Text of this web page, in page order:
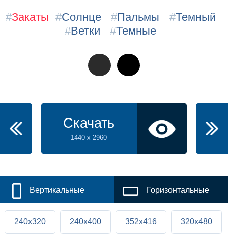
#Закаты #Солнце #Пальмы #Темный
#Ветки #Темные
Скачать
1440 x 2960
Вертикальные Горизонтальные
240x320 240x400 352x416 320x480